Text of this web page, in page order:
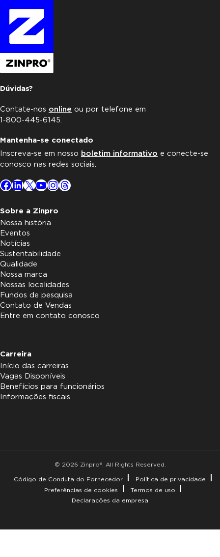
Dúvidas?
Contate-nos online ou por telefone em
1-800-445-6145.
Mantenha-se conectado
Inscreva-se em nosso boletim informativo e conecte-se
conosco nas redes sociais.
Facebook
LinkedIn
X YouTube
Instagram
Threads
Sobre a Zinpro
Nossa história
Eventos
Notícias
Sustentabilidade
Qualidade
Nossa marca
Nossas localidades
Fundos de pesquisa
Contato de Vendas
Entre em contato conosco
Carreira
Início das carreiras
Vagas Disponíveis
Benefícios para funcionários
Informações fiscais
© 2026 Zinpro®. All Rights Reserved.
Código de Conduta do Fornecedor
Política de privacidade
Preferências de cookies
Termos de uso
Declarações da empresa